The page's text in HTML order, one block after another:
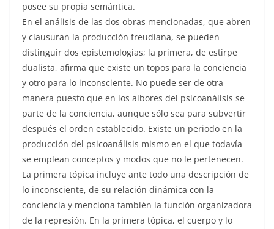
posee su propia semántica.
En el análisis de las dos obras mencionadas, que abren
y clausuran la producción freudiana, se pueden
distinguir dos epistemologías; la primera, de estirpe
dualista, afirma que existe un topos para la conciencia
y otro para lo inconsciente. No puede ser de otra
manera puesto que en los albores del psicoanálisis se
parte de la conciencia, aunque sólo sea para subvertir
después el orden establecido. Existe un periodo en la
producción del psicoanálisis mismo en el que todavía
se emplean conceptos y modos que no le pertenecen.
La primera tópica incluye ante todo una descripción de
lo inconsciente, de su relación dinámica con la
conciencia y menciona también la función organizadora
de la represión. En la primera tópica, el cuerpo y lo